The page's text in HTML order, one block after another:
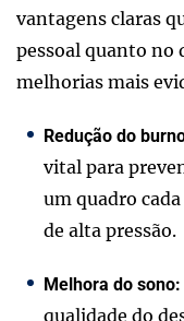
vantagens claras
pessoal quanto no
melhorias mais
Redução do
vital para
um quadro
de alta pressão.
Melhora do sono:
qualidade do